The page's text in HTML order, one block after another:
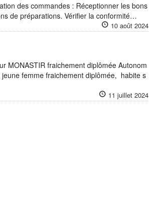
des commandes : Réceptionner les bons
de préparations. Vérifier la conformité…
10 août 2024
MONASTIR fraichement diplômée Autonom
femme fraichement diplômée, habite s
11 juillet 2024